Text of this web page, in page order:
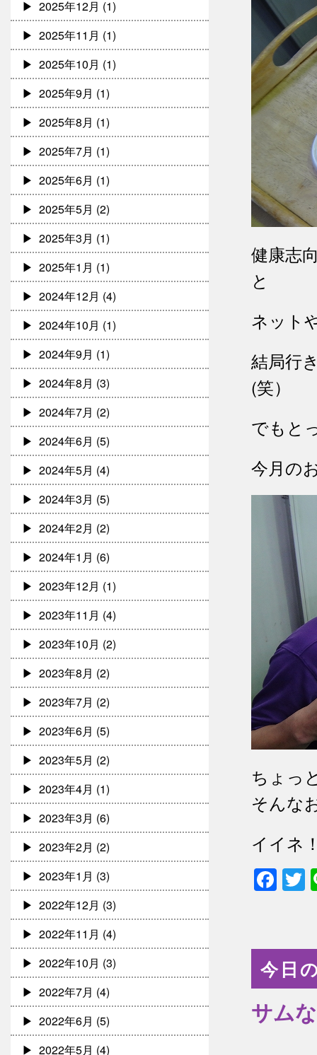
健康志
と
ネット
結局行
(笑）
でもと
今月の
ちょっ
そんな
イイネ
今日
サム
2025年12月 (1)
2025年11月 (1)
2025年10月 (1)
2025年9月 (1)
2025年8月 (1)
2025年7月 (1)
2025年6月 (1)
2025年5月 (2)
2025年3月 (1)
2025年1月 (1)
2024年12月 (4)
2024年10月 (1)
2024年9月 (1)
2024年8月 (3)
2024年7月 (2)
2024年6月 (5)
2024年5月 (4)
2024年3月 (5)
2024年2月 (2)
2024年1月 (6)
2023年12月 (1)
2023年11月 (4)
2023年10月 (2)
2023年8月 (2)
2023年7月 (2)
2023年6月 (5)
2023年5月 (2)
2023年4月 (1)
2023年3月 (6)
2023年2月 (2)
2023年1月 (3)
2022年12月 (3)
2022年11月 (4)
2022年10月 (3)
2022年7月 (4)
2022年6月 (5)
2022年5月 (4)